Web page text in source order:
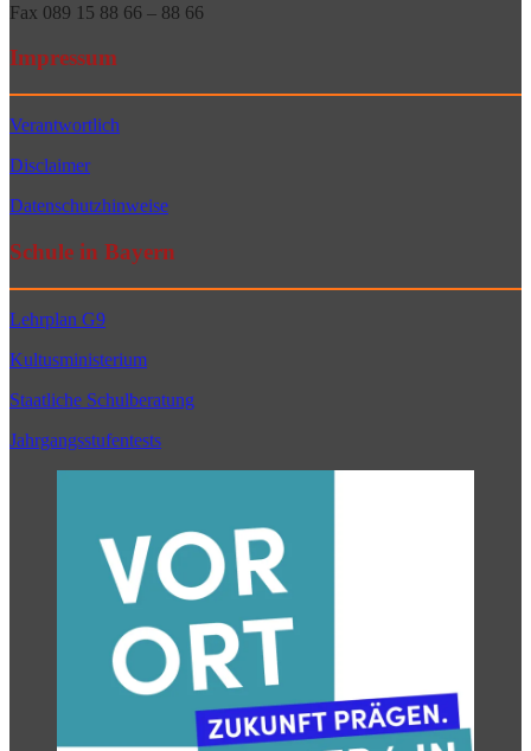
Fax 089 15 88 66 – 88 66
Impressum
Verantwortlich
Disclaimer
Datenschutzhinweise
Schule in Bayern
Lehrplan G9
Kultusministerium
Staatliche Schulberatung
Jahrgangsstufentests